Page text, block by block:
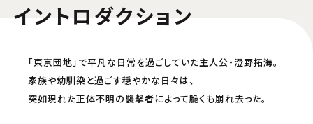
イントロダクション
「東京団地」で平凡な日常を過ごしていた主人公・澄野拓海。
家族や幼馴染と過ごす穏やかな日々は、
突如現れた正体不明の襲撃者によって脆くも崩れ去った。